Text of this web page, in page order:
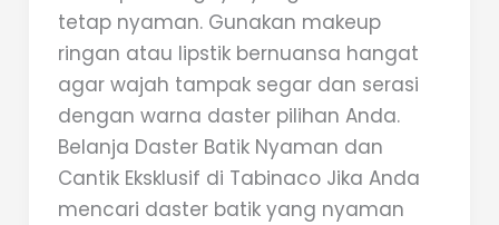
tetap nyaman. Gunakan makeup
ringan atau lipstik bernuansa hangat
agar wajah tampak segar dan serasi
dengan warna daster pilihan Anda.
Belanja Daster Batik Nyaman dan
Cantik Eksklusif di Tabinaco Jika Anda
mencari daster batik yang nyaman